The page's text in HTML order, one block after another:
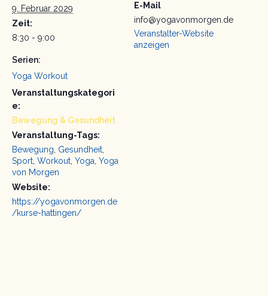
9. Februar 2029
Zeit:
8:30 - 9:00
Serien:
Yoga Workout
Veranstaltungskategori
e:
Bewegung & Gesundheit
Veranstaltung-Tags:
Bewegung, Gesundheit,
Sport, Workout, Yoga, Yoga
von Morgen
Website:
https://yogavonmorgen.de
/kurse-hattingen/
E-Mail
info@yogavonmorgen.de
Veranstalter-Website
anzeigen